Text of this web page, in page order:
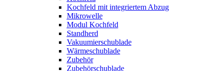
Kochfeld mit integriertem Abzug
Mikrowelle
Modul Kochfeld
Standherd
Vakuumierschublade
Wärmeschublade
Zubehör
Zubehörschublade